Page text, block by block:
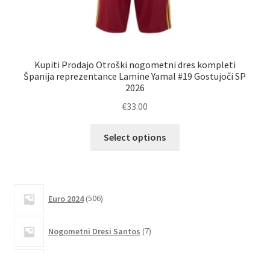
Kupiti Prodajo Otroški nogometni dres kompleti
Španija reprezentance Lamine Yamal #19 Gostujoči SP
2026
€33.00
Select options
Euro 2024 506izdelkov
Nogometni Dresi Santos 7izdelkov